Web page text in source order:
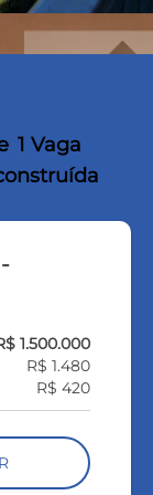
1 Vaga
1.500.000
R$ 1.480
R$ 420